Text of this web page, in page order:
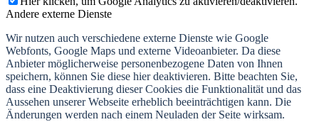
Andere externe Dienste
Wir nutzen auch verschiedene externe Dienste wie Google
Webfonts, Google Maps und externe Videoanbieter. Da diese
Anbieter möglicherweise personenbezogene Daten von Ihnen
speichern, können Sie diese hier deaktivieren. Bitte beachten Sie,
dass eine Deaktivierung dieser Cookies die Funktionalität und das
Aussehen unserer Webseite erheblich beeinträchtigen kann. Die
Änderungen werden nach einem Neuladen der Seite wirksam.